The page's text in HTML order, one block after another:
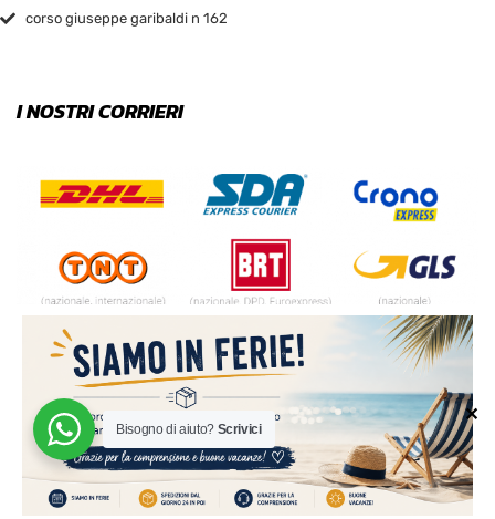
✕
corso giuseppe garibaldi n 162
I NOSTRI CORRIERI
© 2024 | MADE WITH ♥️ BY
Bisogno di aiuto? Scrivici